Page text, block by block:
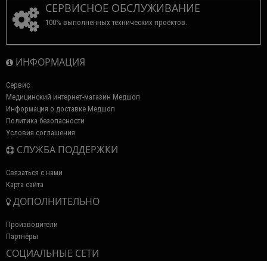
СЕРВИСНОЕ ОБСЛУЖИВАНИЕ
100% выполненных технических проектов.
ИНФОРМАЦИЯ
Сервис
Медицинский интернет-магазин Медшоп
Информация о доставке Медшоп
Политика безопасности
Условия соглашения
СЛУЖБА ПОДДЕРЖКИ
Связаться с нами
Карта сайта
ДОПОЛНИТЕЛЬНО
Производители
Партнёры
СОЦИАЛЬНЫЕ СЕТИ